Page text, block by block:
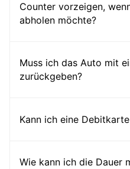
Counter vorzeigen,
abholen möchte?
Muss ich das Auto mit
zurückgeben?
Kann ich eine
Wie kann ich die Dauer